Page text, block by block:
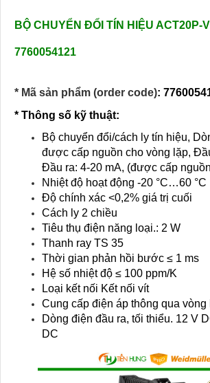
BỘ CHUYỂN ĐỔI TÍN HIỆU ACT20P-
7760054121
* Mã sản phẩm (order code):
* Thông số kỹ thuật:
Bộ chuyển đổi/cách ly tín hiệu,
được cấp nguồn cho vòng lặp,
Đầu ra: 4-20 mA, (được cấp
Nhiệt độ hoạt động -20 °C…60 °C
Độ chính xác <0,2% giá trị cuối
Cách ly 2 chiều
Tiêu thụ điện năng loại.: 2 W
Thanh ray TS 35
Thời gian phản hồi bước ≤ 1 ms
Hệ số nhiệt độ ≤ 100 ppm/K
Loại kết nối Kết nối vít
Cung cấp điện áp thông qua vòng
Dòng điện đầu ra, tối thiểu. 12 V
DC